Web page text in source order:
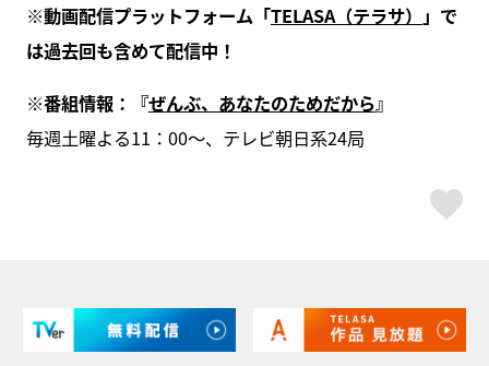
※動画配信プラットフォーム「TELASA（テラサ） 」で
は過去回も含めて配信中！
※番組情報：『ぜんぶ、あなたのためだから』
毎週土曜よる11：00～、テレビ朝日系24局